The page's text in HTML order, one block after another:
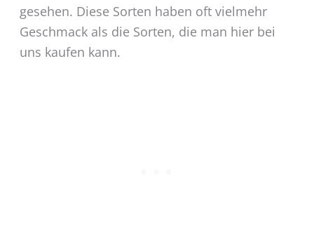
gesehen. Diese Sorten haben oft vielmehr
Geschmack als die Sorten, die man hier bei
uns kaufen kann.